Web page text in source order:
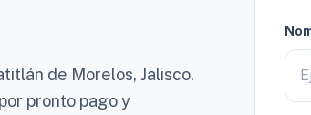
de Morelos, Jalisco.
pronto pago y